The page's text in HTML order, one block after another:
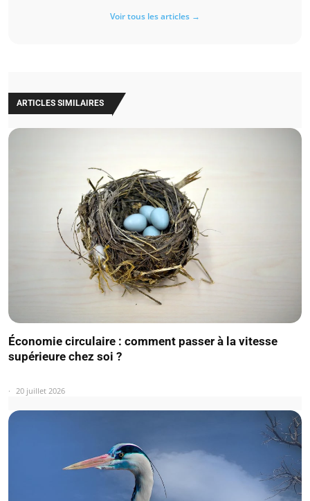
Voir tous les articles →
ARTICLES SIMILAIRES
Économie circulaire : comment passer à la vitesse
supérieure chez soi ?
20 juillet 2026